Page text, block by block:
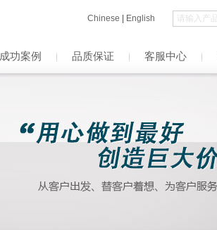
Chinese English
成功案例 品质保证 客服中心